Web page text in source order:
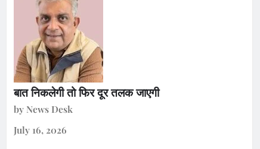
बात निकलेगी तो फिर दूर तलक जाएगी
by News Desk
July 16, 2026